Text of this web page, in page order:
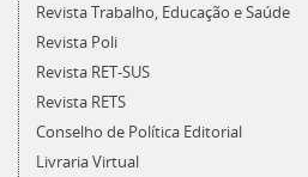
Revista Trabalho, Educação e Saúde
Revista Poli
Revista RET-SUS
Revista RETS
Conselho de Política Editorial
Livraria Virtual